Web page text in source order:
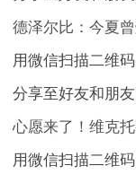
德泽尔比：今夏
用微信扫描二维码
分享至好友和朋
心愿来了！维克
用微信扫描二维码